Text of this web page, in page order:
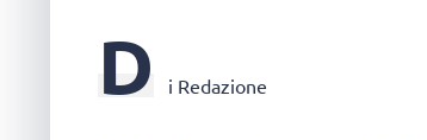
D i Redazione